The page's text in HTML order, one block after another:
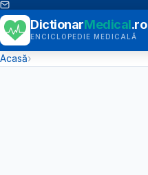
DictionarMedical.ro
ENCICLOPEDIE MEDICALĂ
Acasă›